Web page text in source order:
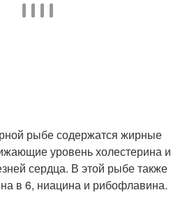
рыбе содержатся жирные
уровень холестерина и
сердца. В этой рыбе также
в 6, ниацина и рибофлавина.